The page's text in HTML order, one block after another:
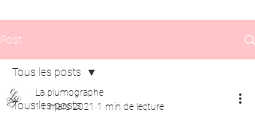
Post
Tous les posts
Tous les posts
La plumographe
11 mars 2021 1 min de lecture